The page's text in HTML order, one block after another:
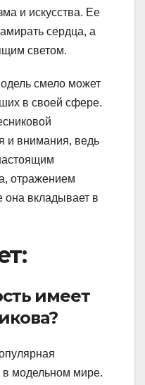
и искусства. Ее
сердца, а
светом.
смело может
в своей сфере.
и внимания, ведь
отражением
она вкладывает в
имеет
в модельном мире.